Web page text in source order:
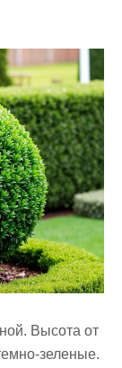
Высота от
зеленые.